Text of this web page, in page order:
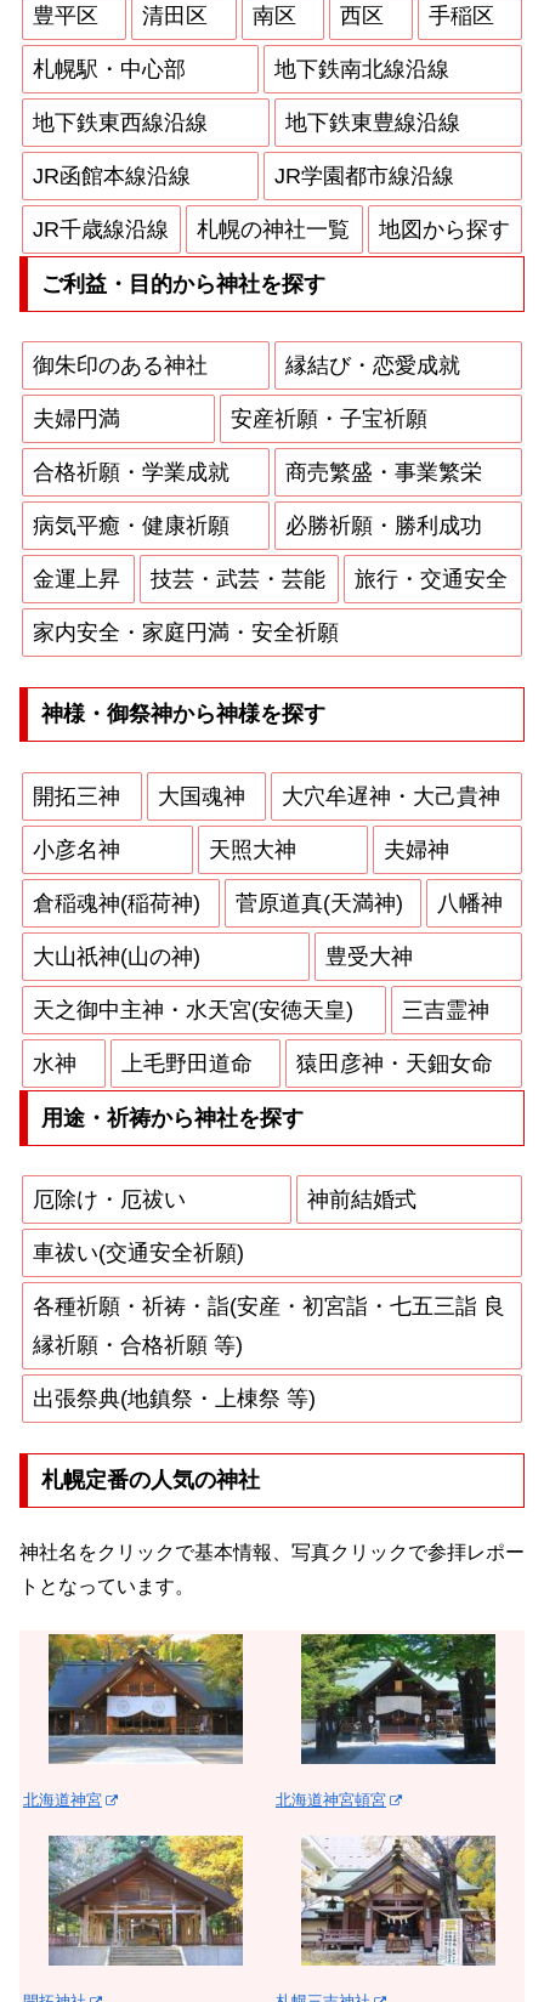
豊平区 清田区 南区 西区 手稲区
札幌駅・中心部 地下鉄南北線沿線
地下鉄東西線沿線 地下鉄東豊線沿線
JR函館本線沿線 JR学園都市線沿線
JR千歳線沿線 札幌の神社一覧 地図から探す
ご利益・目的から神社を探す
御朱印のある神社 縁結び・恋愛成就
夫婦円満 安産祈願・子宝祈願
合格祈願・学業成就 商売繁盛・事業繁栄
病気平癒・健康祈願 必勝祈願・勝利成功
金運上昇 技芸・武芸・芸能 旅行・交通安全
家内安全・家庭円満・安全祈願
神様・御祭神から神様を探す
開拓三神 大国魂神 大穴牟遅神・大己貴神
小彦名神 天照大神 夫婦神
倉稲魂神(稲荷神) 菅原道真(天満神) 八幡神
大山祇神(山の神) 豊受大神
天之御中主神・水天宮(安徳天皇) 三吉霊神
水神 上毛野田道命 猿田彦神・天鈿女命
用途・祈祷から神社を探す
厄除け・厄祓い 神前結婚式
車祓い(交通安全祈願)
各種祈願・祈祷・詣(安産・初宮詣・七五三詣 良
縁祈願・合格祈願 等)
出張祭典(地鎮祭・上棟祭 等)
札幌定番の人気の神社
神社名をクリックで基本情報、写真クリックで参拝レポー
トとなっています。
北海道神宮 北海道神宮頓宮